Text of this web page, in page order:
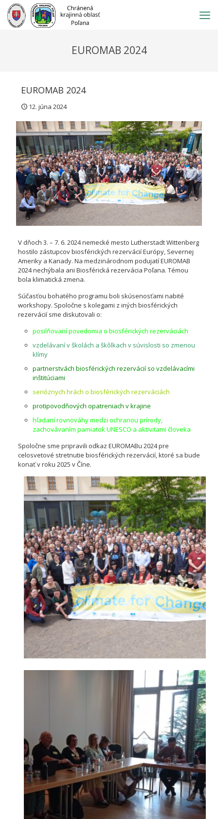
Prejsť
obsah
EUROMAB 2024
EUROMAB 2024
12. júna 2024
V dňoch 3. – 7. 6. 2024 nemecké mesto Lutherstadt Wittenberg
hostilo zástupcov biosférických rezervácií Európy, Severnej
Ameriky a Kanady. Na medzinárodnom podujatí EUROMAB
2024 nechýbala ani Biosférická rezervácia Poľana. Témou
bola klimatická zmena.
Súčasťou bohatého programu boli skúsenosťami nabité
workshopy. Spoločne s kolegami z iných biosférických
rezervácií sme diskutovali o:
posilňovaní povedomia o biosférických rezerváciách
vzdelávaní v školách a škôlkach v súvislosti so zmenou
klímy
partnerstvách biosférických rezervácií so vzdelávacími
inštitúciami
serióznych hrách o biosférických rezerváciách
protipovodňových opatreniach v krajine
hľadaní rovnováhy medzi ochranou prírody,
zachovávaním pamiatok UNESCO a aktivitami človeka
Spoločne sme pripravili odkaz EUROMABu 2024 pre
celosvetové stretnutie biosférických rezervácií, ktoré sa bude
konať v roku 2025 v Číne.